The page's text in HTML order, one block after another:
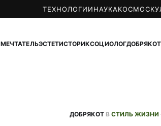
ТЕХНОЛОГИИНАУКАКОСМОС
МЕЧТАТЕЛЬЭСТЕТИСТОРИКСОЦИОЛОГДОБРЯКОТ
ДОБРЯКОТ ВСТИЛЬ ЖИЗНИ